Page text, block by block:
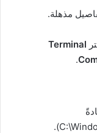
مذهلة.
Terminal
.